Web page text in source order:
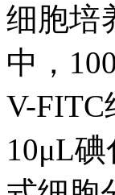
细胞培
中，
V-FITC
10μL